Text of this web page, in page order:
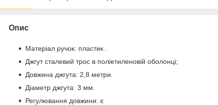
Опис
Матеріал ручок: пластик .
Джгут сталевий трос в поліетиленовій оболонці;
Довжина джгута: 2,8 метри.
Діаметр джгута: 3 мм.
Регулювання довжини: є